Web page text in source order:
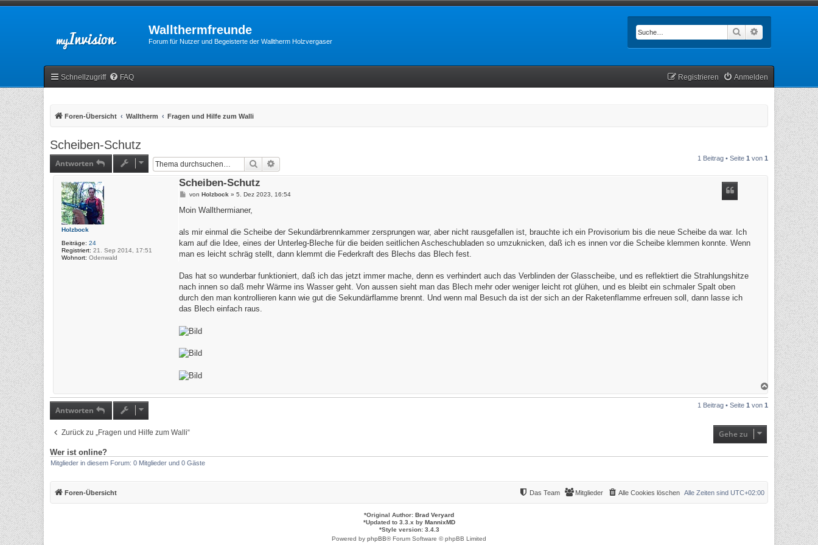
Wallthermfreunde
Forum für Nutzer und Begeisterte der Walltherm Holzvergaser
Suche
Schnellzugriff FAQ Anmelden
Registrieren
Foren-Übersicht Walltherm Fragen und Hilfe zum Walli
Scheiben-Schutz
Antworten Suche 1 Beitrag • Seite 1 von 1
Holzbock
Beiträge: 24
Registriert: 21. Sep 2014, 17:51
Wohnort: Odenwald
Scheiben-Schutz
B
i
a
von Holzbock » 5. Dez 2023, 16:54
Moin Wallthermianer,
als mir einmal die Scheibe der Sekundärbrennkammer zersprungen war, aber nicht rausgefallen ist, brauchte ich ein Provisorium bis die neue Scheibe da war. Ich
kam auf die Idee, eines der Unterleg-Bleche für die beiden seitlichen Ascheschubladen so umzuknicken, daß ich es innen vor die Scheibe klemmen konnte. Wenn
man es leicht schräg stellt, dann klemmt die Federkraft des Blechs das Blech fest.
Das hat so wunderbar funktioniert, daß ich das jetzt immer mache, denn es verhindert auch das Verblinden der Glasscheibe, und es reflektiert die Strahlungshitze
nach innen so daß mehr Wärme ins Wasser geht. Von aussen sieht man das Blech mehr oder weniger leicht rot glühen, und es bleibt ein schmaler Spalt oben
durch den man kontrollieren kann wie gut die Sekundärflamme brennt. Und wenn mal Besuch da ist der sich an der Raketenflamme erfreuen soll, dann lasse ich
das Blech einfach raus.
N
Antworten 1 Beitrag • Seite 1 von 1
Zurück zu „Fragen und Hilfe zum Walli“ Gehe zu
Wer ist online?
Mitglieder in diesem Forum: 0 Mitglieder und 0 Gäste
Foren-Übersicht Alle Zeiten sind UTC+02:00
Alle Cookies löschen
Mitglieder
Das Team
*Original Author: Brad Veryard
*Updated to 3.3.x by MannixMD
*Style version: 3.4.3
Powered by phpBB® Forum Software © phpBB Limited